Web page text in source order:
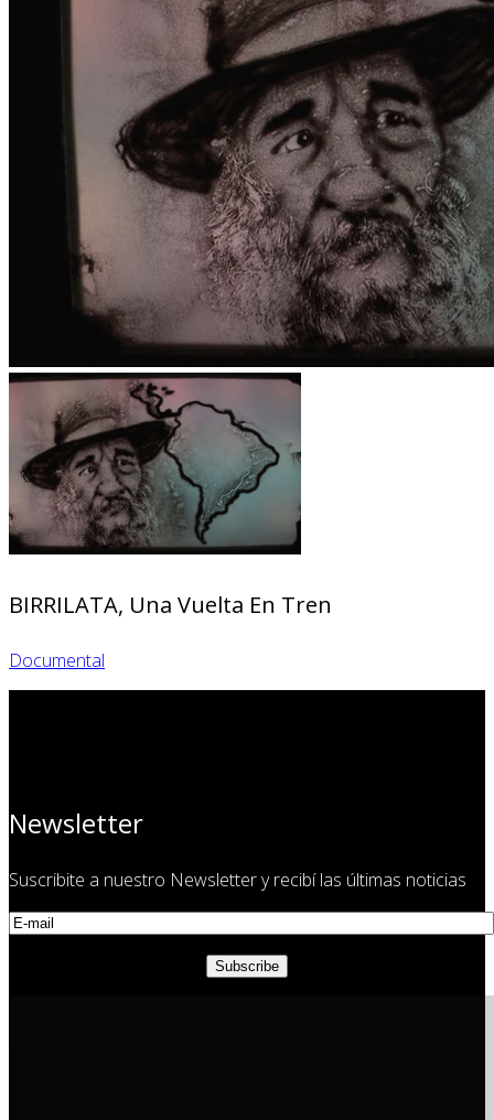
BIRRILATA, Una Vuelta En Tren
Documental
Newsletter
Suscribite a nuestro Newsletter y recibí las últimas noticias